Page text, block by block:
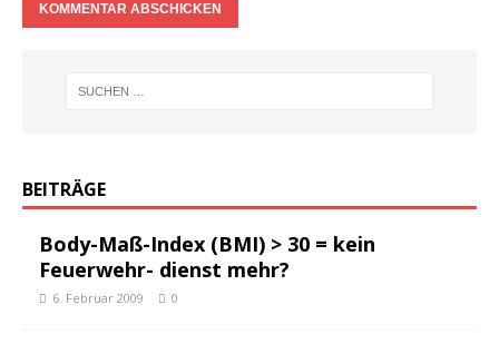
BEITRÄGE
Body-Maß-Index (BMI) > 30 = kein
Feuerwehr- dienst mehr?
6. Februar 2009 0